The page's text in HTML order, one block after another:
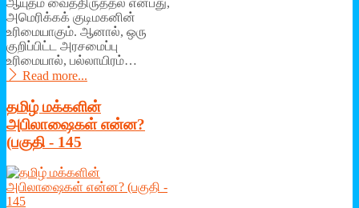
அமெரிக்கக் குடிமகனின்
உரிமையாகும். ஆனால், ஒரு
குறிப்பிட்ட அரசமைப்பு
உரிமையால், பல்லாயிரம்…
Read more...
தமிழ் மக்க ளின்
அபிலாஷைகள் என்ன?
(பகுதி - 145